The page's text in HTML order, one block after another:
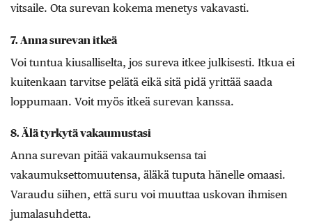
vitsaile. Ota surevan kokema menetys vakavasti.
7. Anna surevan itkeä
Voi tuntua kiusalliselta, jos sureva itkee julkisesti. Itkua ei
kuitenkaan tarvitse pelätä eikä sitä pidä yrittää saada
loppumaan. Voit myös itkeä surevan kanssa.
8. Älä tyrkytä vakaumustasi
Anna surevan pitää vakaumuksensa tai
vakaumuksettomuutensa, äläkä tuputa hänelle omaasi.
Varaudu siihen, että suru voi muuttaa uskovan ihmisen
jumalasuhdetta.